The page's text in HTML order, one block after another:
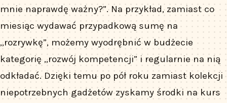
mnie naprawdę ważny?”. Na przykład, zamiast co
miesiąc wydawać przypadkową sumę na
„rozrywkę”, możemy wyodrębnić w budżecie
kategorię „rozwój kompetencji” i regularnie na nią
odkładać. Dzięki temu po pół roku zamiast kolekcji
niepotrzebnych gadżetów zyskamy środki na kurs